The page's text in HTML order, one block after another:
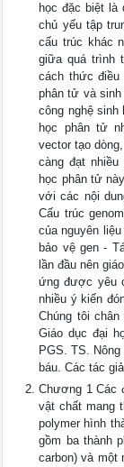
học đặc biệt là
chủ yếu tập
cấu trúc khác
giữa quá trình
cách thức điều
phân tử và
công nghệ
học phân tử
vector tạo
càng đạt
học phân tử
với các nội
Cấu trúc
của nguyên
bảo vệ gen -
lần đầu nên
ứng được yêu
nhiều ý kiến
Chúng tôi
Giáo dục đại
PGS. TS.
báu. Các tác giả
Chương 1 Các
vật chất mang
polymer hình
gồm ba thành
carbon) và một